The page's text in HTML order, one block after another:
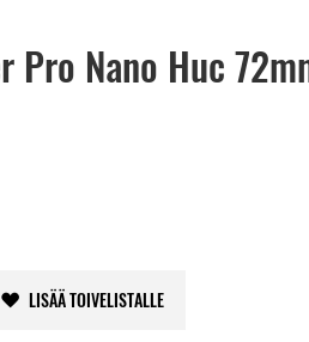
Pro Nano Huc
LISÄÄ TOIVELISTALLE